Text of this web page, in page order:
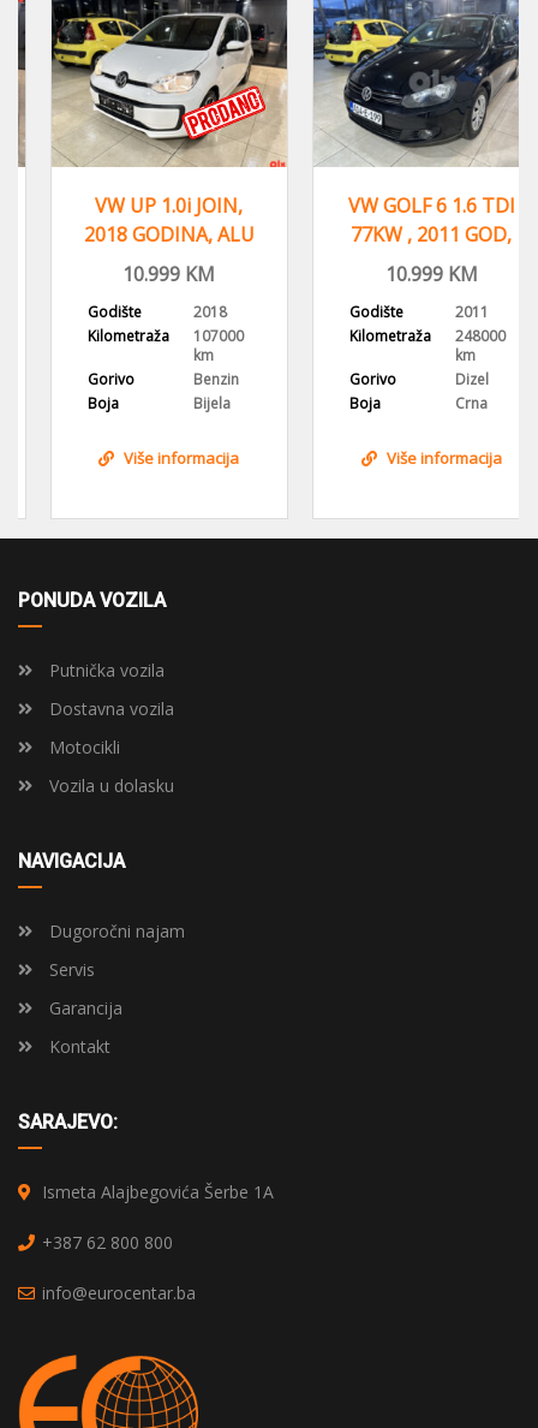
VW UP 1.0i JOIN,
2018 GODINA, ALU
FELGE KLIMA
10.999KM
Godište
2018
Kilometraža
107000
Gorivo
Benzin
Boja
Bijela
Više informacija
VW GOLF 6 1.6 TDI
77KW , 2011 GOD,
REGISTROVAN,KLIMA
10.999KM
Godište
2011
Kilometraža
248000
Gorivo
Dizel
Boja
Crna
Više informacija
PONUDA VOZILA
Putnička vozila
Dostavna vozila
Motocikli
Vozila u dolasku
NAVIGACIJA
Dugoročni najam
Servis
Garancija
Kontakt
SARAJEVO:
Ismeta Alajbegovića Šerbe 1A
+387 62 800 800
info@eurocentar.ba